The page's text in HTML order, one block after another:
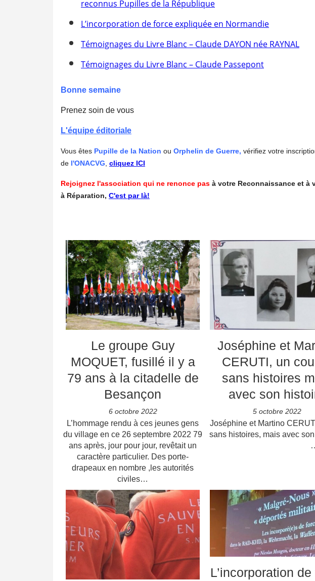
reconnus Pupilles de la République
L’incorporation de force expliquée en Normandie
Témoignages du Livre Blanc – Claude DAYON née RAYNAL
Témoignages du Livre Blanc – Claude Passepont
Bonne semaine
Prenez soin de vous
L'équipe éditoriale
Vous êtes Pupille de la Nation ou Orphelin de Guerre, vérifiez votre
de l'ONACVG cliquez ICI
Rejoignez l'association qui ne renonce pas à votre Reconnaissance et à
à Réparation, C'est par là!
Le groupe Guy
MOQUET, fusillé il y a
79 ans à la citadelle de
Besançon
6 octobre 2022
L’hommage rendu à ces jeunes gens
du village en ce 26 septembre 2022 79
ans après, jour pour jour, revêtait un
caractère particulier. Des porte-
drapeaux en nombre ,les autorités
civiles…
Joséphine et
CERUTI, un
sans histoires
avec son
5 octobre 2022
Joséphine et Martino
sans histoires, mais avec
L’incorporation